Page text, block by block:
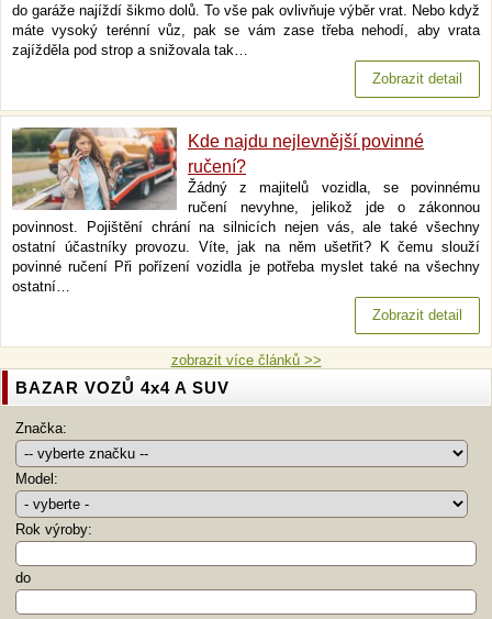
do garáže najíždí šikmo dolů. To vše pak ovlivňuje výběr vrat. Nebo když
máte vysoký terénní vůz, pak se vám zase třeba nehodí, aby vrata
zajížděla pod strop a snižovala tak…
Zobrazit detail
Kde najdu nejlevnější povinné
ručení?
Žádný z majitelů vozidla, se povinnému
ručení nevyhne, jelikož jde o zákonnou
povinnost. Pojištění chrání na silnicích nejen vás, ale také všechny
ostatní účastníky provozu. Víte, jak na něm ušetřit? K čemu slouží
povinné ručení Při pořízení vozidla je potřeba myslet také na všechny
ostatní…
Zobrazit detail
zobrazit více článků >>
BAZAR VOZŮ 4x4 A SUV
Značka:
Model:
Rok výroby:
do